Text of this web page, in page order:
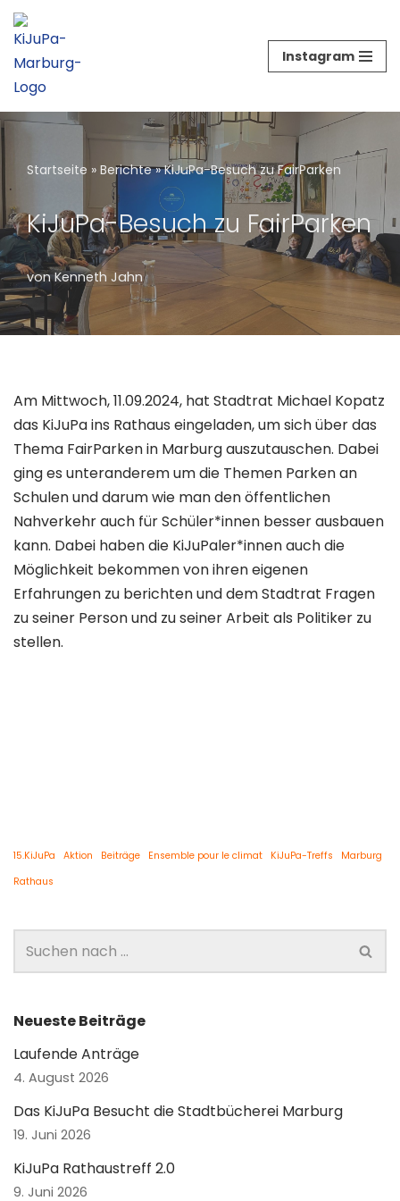
Zum
Inhalt
springen
Instagram
Startseite » Berichte»KiJuPa-Besuch zu FairParken
KiJuPa-Besuch zu FairParken
vonKenneth Jahn
Am Mittwoch, 11.09.2024, hat Stadtrat Michael Kopatz
das KiJuPa ins Rathaus eingeladen, um sich über das
Thema FairParken in Marburg auszutauschen. Dabei
ging es unteranderem um die Themen Parken an
Schulen und darum wie man den öffentlichen
Nahverkehr auch für Schüler*innen besser ausbauen
kann. Dabei haben die KiJuPaler*innen auch die
Möglichkeit bekommen von ihren eigenen
Erfahrungen zu berichten und dem Stadtrat Fragen
zu seiner Person und zu seiner Arbeit als Politiker zu
stellen.
15.KiJuPa Aktion Beiträge Ensemble pour le climat KiJuPa-Treffs
Marburg
Rathaus
Neueste Beiträge
Laufende Anträge
4. August 2026
Das KiJuPa Besucht die Stadtbücherei Marburg
19. Juni 2026
KiJuPa Rathaustreff 2.0
9. Juni 2026